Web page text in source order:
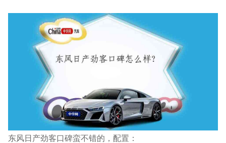
东风日产劲客口碑蛮不错的，配置：